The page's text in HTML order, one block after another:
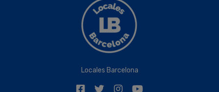
Locales Barcelona